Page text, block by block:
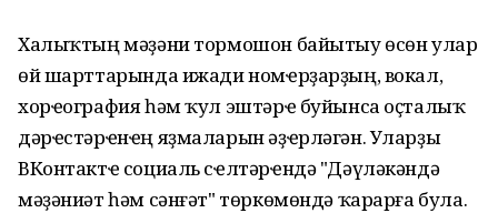
Халыҡтың мәҙәни тормошон байытыу өсөн улар
өй шарттарында ижади номҽрҙарҙың, вокал,
хорҽография һәм ҡул эштәрҽ буйынса оҫталыҡ
дәрҽстәрҽнҽң яҙмаларын әҙҽрләгән. Уларҙы
ВКонтактҽ социаль сҽлтәрҽндә "Дәүләкәндә
мәҙәниәт һәм сәнғәт" төркөмөндә ҡарарға була.